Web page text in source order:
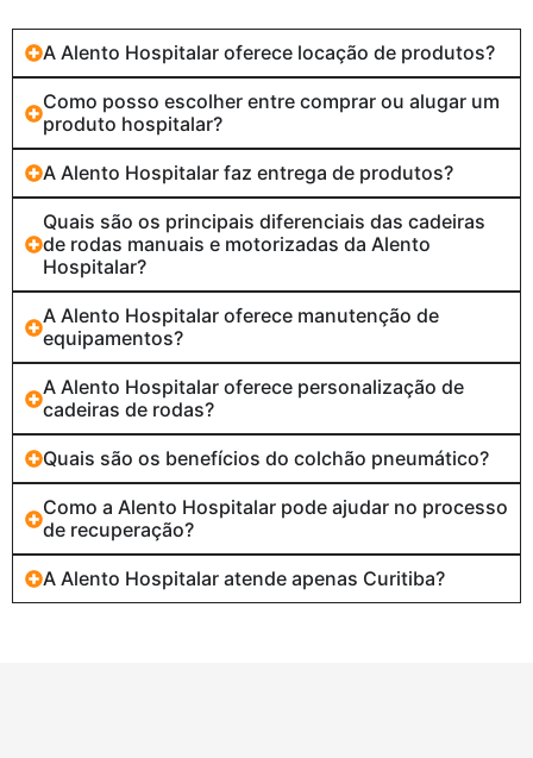
A Alento Hospitalar oferece locação de produtos?
Como posso escolher entre comprar ou alugar um
produto hospitalar?
A Alento Hospitalar faz entrega de produtos?
Quais são os principais diferenciais das cadeiras
de rodas manuais e motorizadas da Alento
Hospitalar?
A Alento Hospitalar oferece manutenção de
equipamentos?
A Alento Hospitalar oferece personalização de
cadeiras de rodas?
Quais são os benefícios do colchão pneumático?
Como a Alento Hospitalar pode ajudar no processo
de recuperação?
A Alento Hospitalar atende apenas Curitiba?